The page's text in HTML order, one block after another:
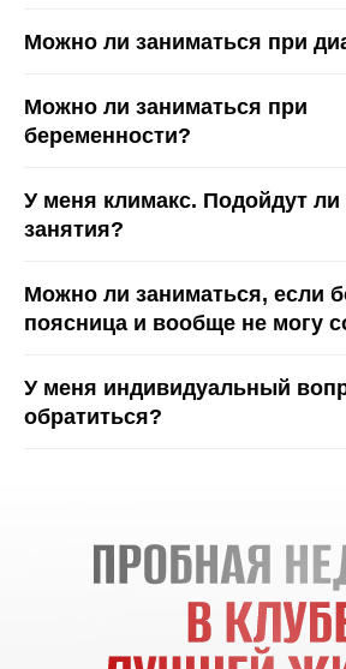
Можно ли заниматься при
Можно ли заниматься при
беременности?
У меня климакс. Подойдут
занятия?
Можно ли заниматься, если
поясница и вообще не могу
У меня индивидуальный
обратиться?